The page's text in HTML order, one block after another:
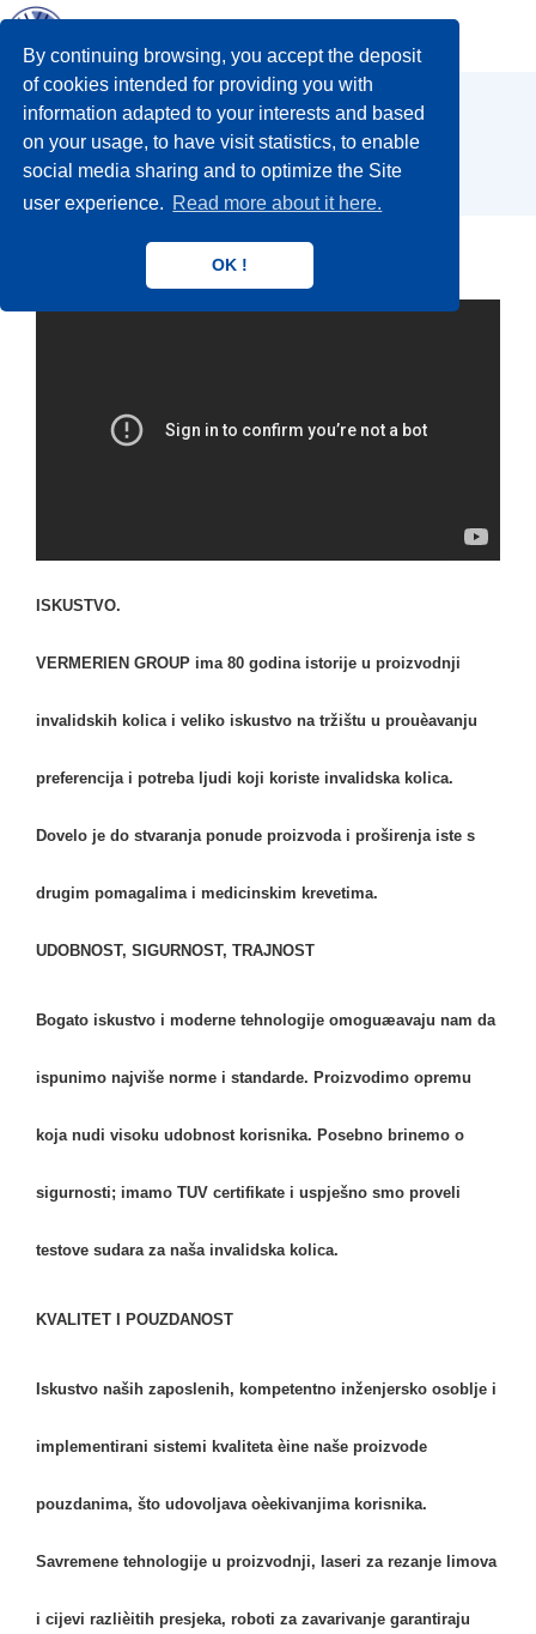
By continuing browsing, you accept the deposit
of cookies intended for providing you with
information adapted to your interests and based
on your usage, to have visit statistics, to enable
social media sharing and to optimize the Site
user experience. Read more about it here.
OK !
VERMEIREN
ISKUSTVO.
VERMERIEN GROUP ima 80 godina istorije u proizvodnji
invalidskih kolica i veliko iskustvo na tržištu u prouèavanju
preferencija i potreba ljudi koji koriste invalidska kolica.
Dovelo je do stvaranja ponude proizvoda i proširenja iste s
drugim pomagalima i medicinskim krevetima.
UDOBNOST, SIGURNOST, TRAJNOST
Bogato iskustvo i moderne tehnologije omoguæavaju nam da
ispunimo najviše norme i standarde. Proizvodimo opremu
koja nudi visoku udobnost korisnika. Posebno brinemo o
sigurnosti; imamo TUV certifikate i uspješno smo proveli
testove sudara za naša invalidska kolica.
KVALITET I POUZDANOST
Iskustvo naših zaposlenih, kompetentno inženjersko osoblje i
implementirani sistemi kvaliteta èine naše proizvode
pouzdanima, što udovoljava oèekivanjima korisnika.
Savremene tehnologije u proizvodnji, laseri za rezanje limova
i cijevi razlièitih presjeka, roboti za zavarivanje garantiraju